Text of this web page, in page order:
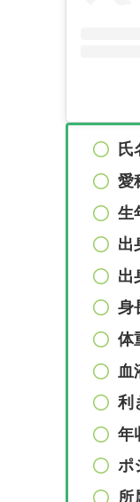
氏
愛
生
出
出
身
体
血
利
年
ポ
所